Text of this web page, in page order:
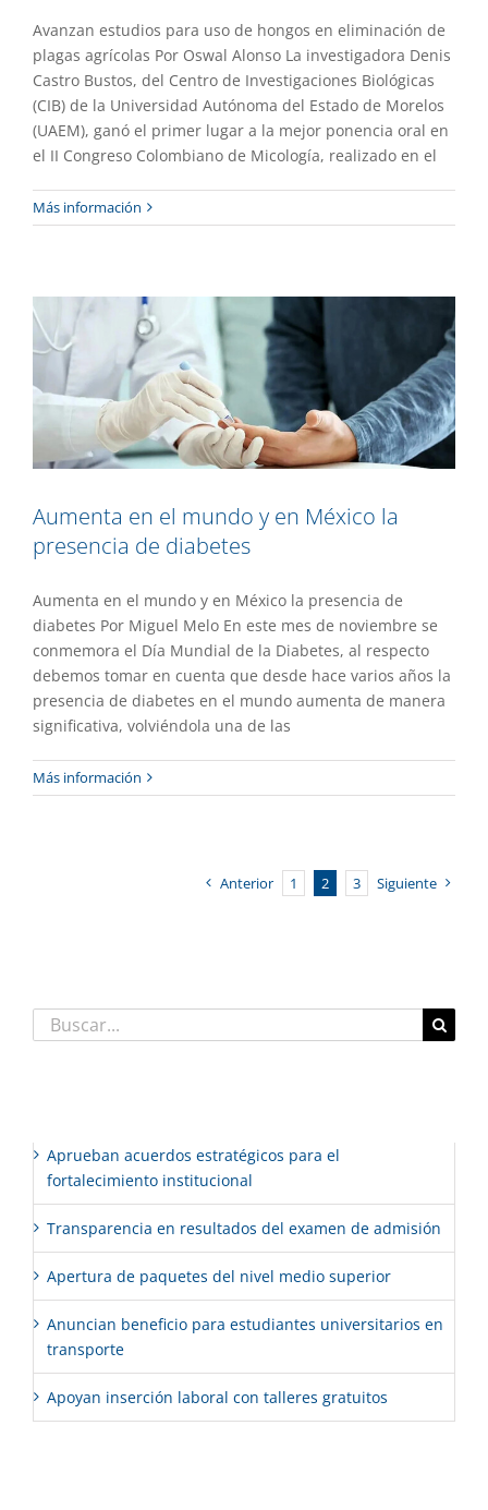
Avanzan estudios para uso de hongos en eliminación de
plagas agrícolas Por Oswal Alonso La investigadora Denis
Castro Bustos, del Centro de Investigaciones Biológicas
(CIB) de la Universidad Autónoma del Estado de Morelos
(UAEM), ganó el primer lugar a la mejor ponencia oral en
el II Congreso Colombiano de Micología, realizado en el
Más información
Aumenta en el mundo y en México la
Aumenta en el mundo y en México la
presencia de diabetes
Aumenta en el mundo y en México la presencia de
diabetes Por Miguel Melo En este mes de noviembre se
conmemora el Día Mundial de la Diabetes, al respecto
debemos tomar en cuenta que desde hace varios años la
presencia de diabetes en el mundo aumenta de manera
significativa, volviéndola una de las
Más información
Anterior 1 2 3 Siguiente
Buscar:
Aprueban acuerdos estratégicos para el
fortalecimiento institucional
Transparencia en resultados del examen de admisión
Apertura de paquetes del nivel medio superior
Anuncian beneficio para estudiantes universitarios en
transporte
Apoyan inserción laboral con talleres gratuitos